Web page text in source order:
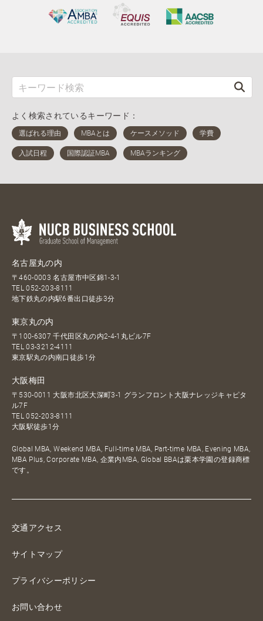
よく検索されているキーワード：
名古屋丸の内
〒460-0003 名古屋市中区錦1-3-1
TEL052-203-8111
地下鉄丸の内駅6番出口徒歩3分
東京丸の内
〒100-6307 千代田区丸の内2-4-1丸ビル7F
TEL03-3212-4111
東京駅丸の内南口徒歩1分
大阪梅田
〒530-0011 大阪市北区大深町3-1 グランフロント大阪ナレッジキャピタ
ル7F
TEL052-203-8111
大阪駅徒歩1分
Global MBA, Weekend MBA, Full-time MBA, Part-time MBA, Evening MBA,
MBA Plus, Corporate MBA, 企業内MBA, Global BBAは栗本学園の登録商標
です。
交通アクセス
サイトマップ
プライバシーポリシー
お問い合わせ